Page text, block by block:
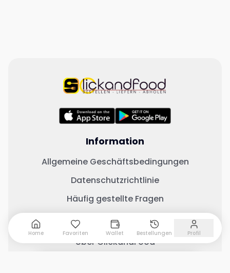
Information
Allgemeine Geschäftsbedingungen
Datenschutzrichtlinie
Häufig gestellte Fragen
Wichtige Links
Über ClickandFood
Home Favoriten Wallet Bestellungen Profil